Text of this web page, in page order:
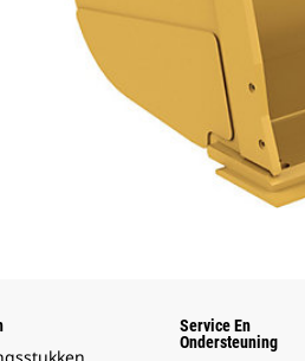
Service En
Ondersteuning